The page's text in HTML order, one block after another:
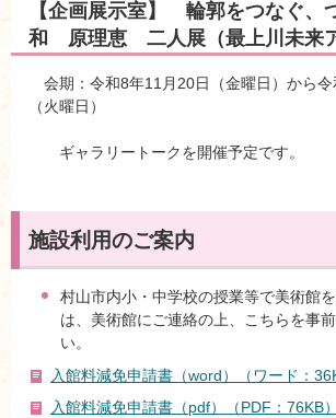
【企画展示室】 輪郭をつなぐ
和 原理恵 二人展（最上川未来ア
会期：令和8年11月20日（金曜日）から令
（火曜日）
ギャラリートークを開催予定です。
施設利用のご案内
村山市内小・中学校の授業等で美術館
は、美術館にご連絡の上、こちらを事
い。
入館料減免申請書（word）（ワード：
入館料減免申請書（pdf）（PDF：76KB）